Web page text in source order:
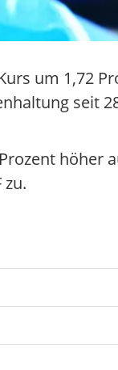
um 1,72
seit
höher
zu.